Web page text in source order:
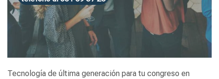
Tecnología de última generación para tu congreso en